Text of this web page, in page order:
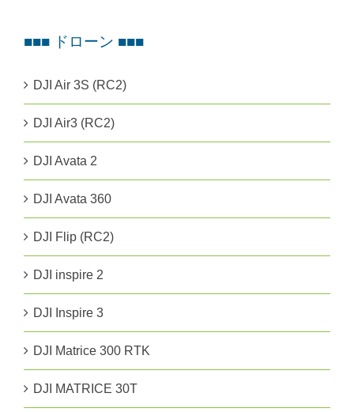
■■■ ドローン ■■■
DJI Air 3S (RC2)
DJI Air3 (RC2)
DJI Avata 2
DJI Avata 360
DJI Flip (RC2)
DJI inspire 2
DJI Inspire 3
DJI Matrice 300 RTK
DJI MATRICE 30T